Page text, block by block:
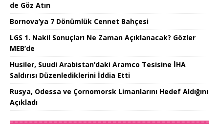
de Göz Atın
Bornova’ya 7 Dönümlük Cennet Bahçesi
LGS 1. Nakil Sonuçları Ne Zaman Açıklanacak? Gözler
MEB’de
Husiler, Suudi Arabistan’daki Aramco Tesisine İHA
Saldırısı Düzenlediklerini İddia Etti
Rusya, Odessa ve Çornomorsk Limanlarını Hedef Aldığını
Açıkladı